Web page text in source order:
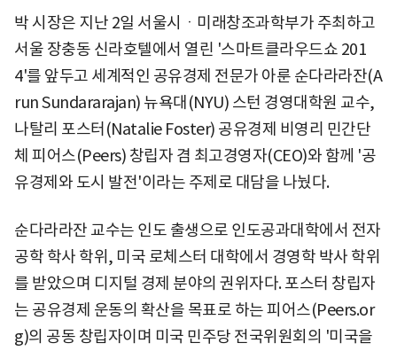
박 시장은 지난 2일 서울시ㆍ미래창조과학부가 주최하고
서울 장충동 신라호텔에서 열린 '스마트클라우드쇼 201
4'를 앞두고 세계적인 공유경제 전문가 아룬 순다라라잔(A
run Sundararajan) 뉴욕대(NYU) 스턴 경영대학원 교수,
나탈리 포스터(Natalie Foster) 공유경제 비영리 민간단
체 피어스(Peers) 창립자 겸 최고경영자(CEO)와 함께 '공
유경제와 도시 발전'이라는 주제로 대담을 나눴다.
순다라라잔 교수는 인도 출생으로 인도공과대학에서 전자
공학 학사 학위, 미국 로체스터 대학에서 경영학 박사 학위
를 받았으며 디지털 경제 분야의 권위자다. 포스터 창립자
는 공유경제 운동의 확산을 목표로 하는 피어스(Peers.or
g)의 공동 창립자이며 미국 민주당 전국위원회의 '미국을